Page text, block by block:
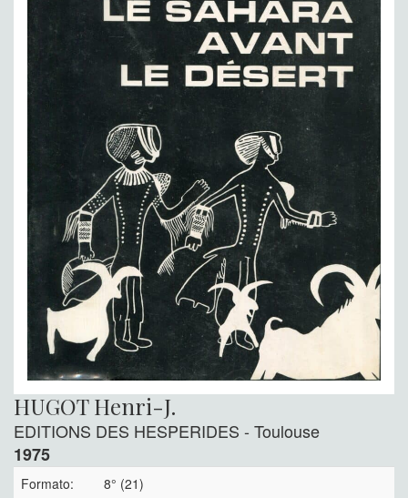
HUGOT Henri-J.
EDITIONS DES HESPERIDES - Toulouse
1975
Formato: 8° (21)